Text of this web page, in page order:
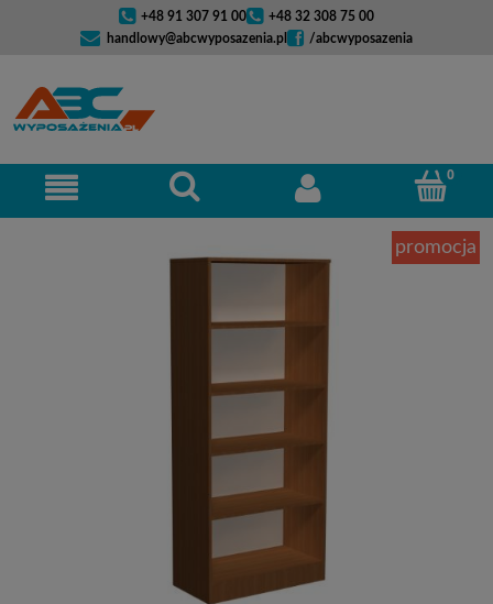
+48 91 307 91 00
+48 32 308 75 00
handlowy@abcwyposazenia.pl
/abcwyposazenia
promocja